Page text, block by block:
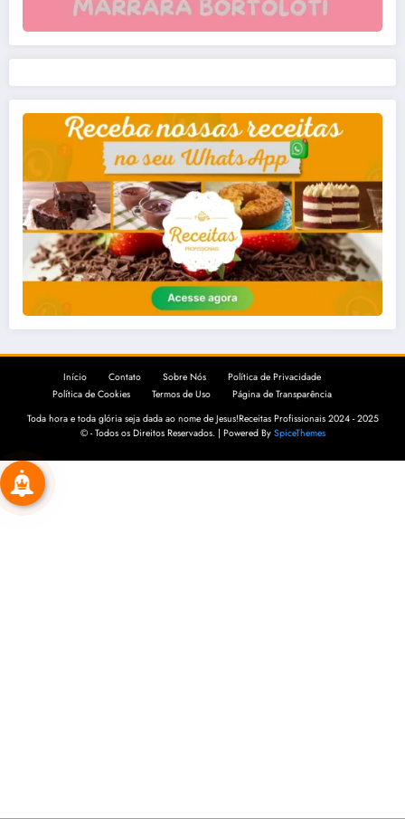
Início Contato Sobre Nós
Política de Privacidade
Política de Cookies
Termos de Uso
Página de Transparência
Toda hora e toda glória seja dada ao nome de Jesus!Receitas Profissionais 2024 - 2025
© - Todos os Direitos Reservados. | Powered By SpiceThemes